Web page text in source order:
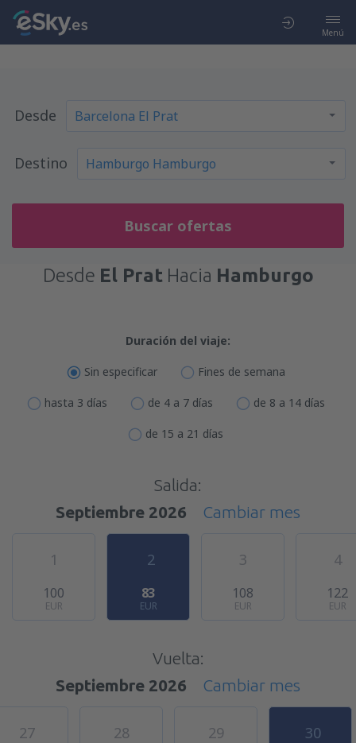
Menú
Desde
Destino
Buscar ofertas
Desde El PratHacia Hamburgo
Duración del viaje:
Sin especificar Fines de semana
hasta 3 días de 4 a 7 días de 8 a 14 días
de 15 a 21 días
Salida:
Septiembre 2026
Cambiar mes
1
100
EUR
2
83
EUR
3
108
EUR
4
122
EUR
Vuelta:
Septiembre 2026
Cambiar mes
27 28 29 30